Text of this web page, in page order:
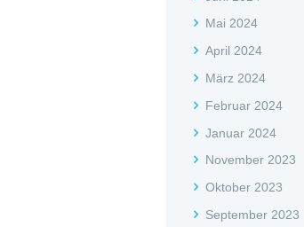
Mai 2024
April 2024
März 2024
Februar 2024
Januar 2024
November 2023
Oktober 2023
September 2023